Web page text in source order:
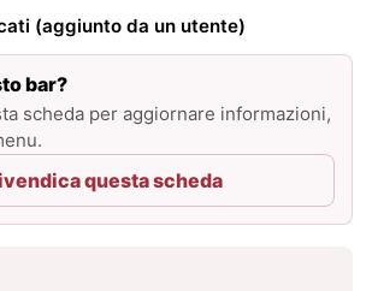
(aggiunto da un utente)
bar?
scheda per aggiornare informazioni,
questa scheda